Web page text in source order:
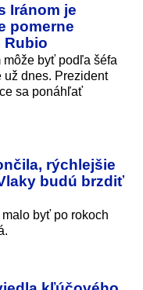
Iránom je
pomerne
Rubio
môže byť podľa šéfa
dnes. Prezident
sa ponáhľať
rýchlejšie
budú brzdiť
byť po rokoch